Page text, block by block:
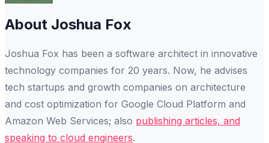
About Joshua Fox
Joshua Fox has been a software architect in innovative
technology companies for 20 years. Now, he advises
tech startups and growth companies on architecture
and cost optimization for Google Cloud Platform and
Amazon Web Services; also publishing articles, and
speaking to cloud engineers.